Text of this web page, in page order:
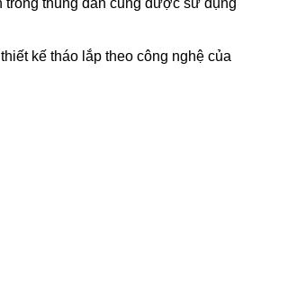
kế tháo lắp theo công nghệ của